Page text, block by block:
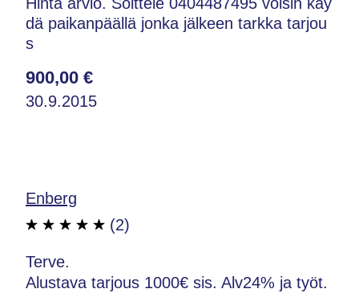
dä paikanpäällä jonka jälkeen tarkka tarjou
s
900,00 €
30.9.2015
Enberg
(2)
Terve.
Alustava tarjous 1000€ sis. Alv24% ja työt.